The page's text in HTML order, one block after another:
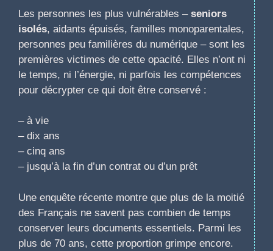
Les personnes les plus vulnérables – seniors
isolés, aidants épuisés, familles monoparentales,
personnes peu familières du numérique – sont les
premières victimes de cette opacité. Elles n’ont ni
le temps, ni l’énergie, ni parfois les compétences
pour décrypter ce qui doit être conservé :
– à vie
– dix ans
– cinq ans
– jusqu’à la fin d’un contrat ou d’un prêt
Une enquête récente montre que plus de la moitié
des Français ne savent pas combien de temps
conserver leurs documents essentiels. Parmi les
plus de 70 ans, cette proportion grimpe encore.